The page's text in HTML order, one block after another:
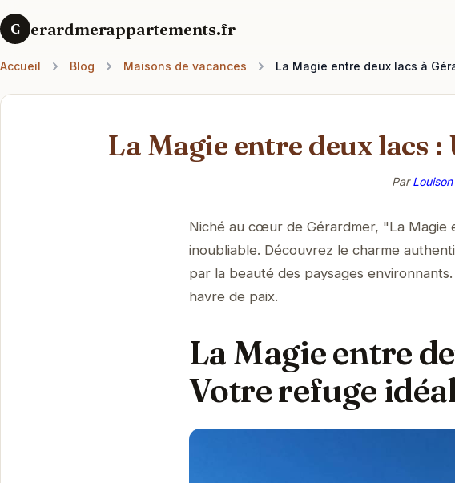
G erardmerappartements.fr
Accueil Blog Maisons de vacances La Magie entre deux lacs à
La Magie entre deux lacs
Par
Niché au cœur de Gérardmer, "La Magie
inoubliable. Découvrez le charme
par la beauté des paysages
havre de paix.
La Magie entre
Votre refuge